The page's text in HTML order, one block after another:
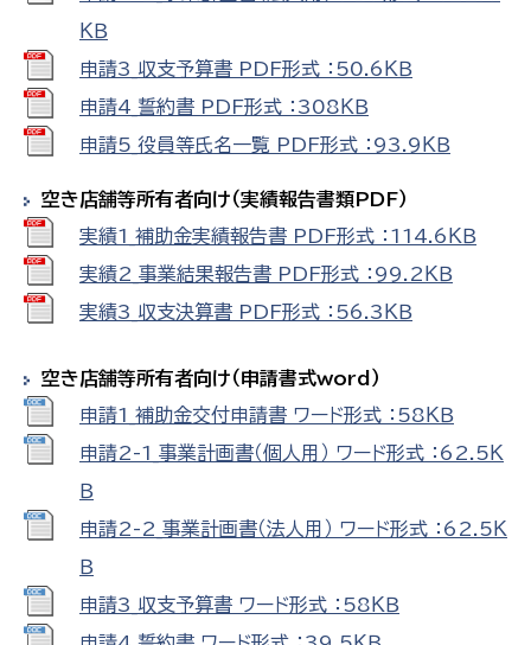
ＫＢ
申請3_収支予算書 PDF形式 ：50.6ＫＢ
申請4_誓約書 PDF形式 ：308ＫＢ
申請5_役員等氏名一覧 PDF形式 ：93.9ＫＢ
空き店舗等所有者向け（実績報告書類PDF）
実績1_補助金実績報告書 PDF形式 ：114.6ＫＢ
実績2_事業結果報告書 PDF形式 ：99.2ＫＢ
実績3_収支決算書 PDF形式 ：56.3ＫＢ
空き店舗等所有者向け（申請書式word）
申請1_補助金交付申請書 ワード形式 ：58ＫＢ
申請2-1_事業計画書（個人用） ワード形式 ：62.5Ｋ
Ｂ
申請2-2_事業計画書（法人用） ワード形式 ：62.5Ｋ
Ｂ
申請3_収支予算書 ワード形式 ：58ＫＢ